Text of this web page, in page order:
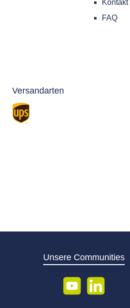
Kontakt
FAQ
Versandarten
Unsere Communities
YouTubeLinkedIn